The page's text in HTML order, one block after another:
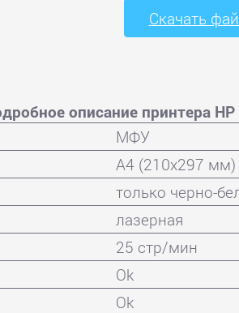
Скачать
описание принтера
МФУ
A4 (210x297 мм)
только черно-
лазерная
25 стр/мин
Ok
Ok